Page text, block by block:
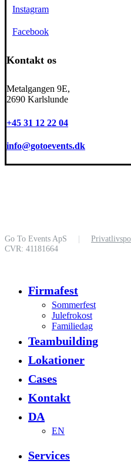
Instagram
Facebook
Kontakt os
Metalgangen 9E,
2690 Karlslunde
+45 31 12 22 04
info@gotoevents.dk
Go To Events ApS |
CVR: 41181664
Menu
Firmafest
Sommerfest
Julefrokost
Familiedag
Teambuilding
Lokationer
Cases
Kontakt
DA
EN
Services